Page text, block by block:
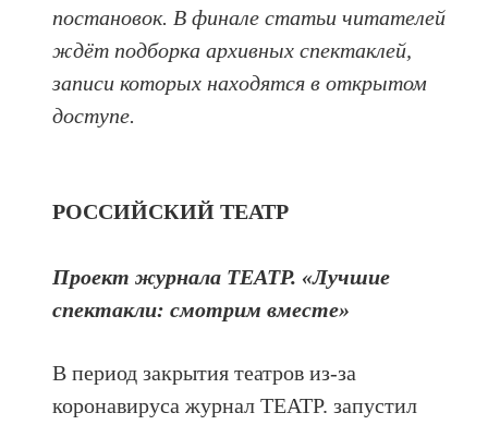
постановок. В финале статьи читателей
ждёт подборка архивных спектаклей,
записи которых находятся в открытом
доступе.
РОССИЙСКИЙ ТЕАТР
Проект журнала ТЕАТР. «Лучшие
спектакли: смотрим вместе»
В период закрытия театров из-за
коронавируса журнал ТЕАТР. запустил